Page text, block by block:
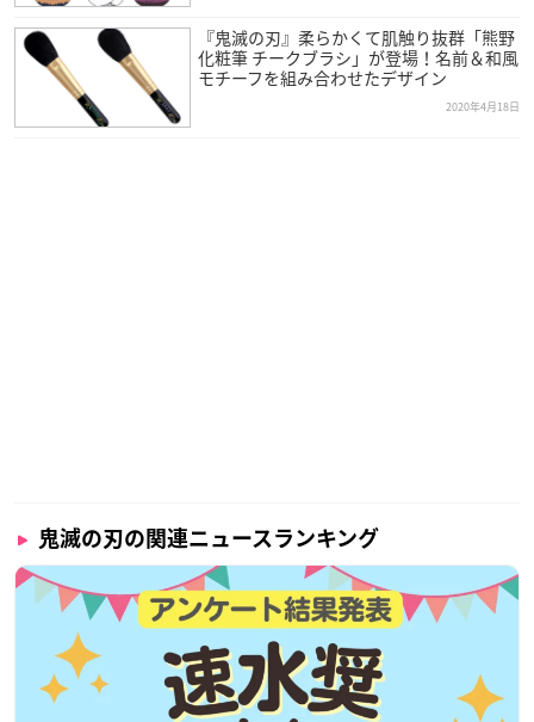
『鬼滅の刃』柔らかくて肌触り抜群「熊野
化粧筆 チークブラシ」が登場！名前＆和風
モチーフを組み合わせたデザイン
2020年4月18日
鬼滅の刃の関連ニュースランキング